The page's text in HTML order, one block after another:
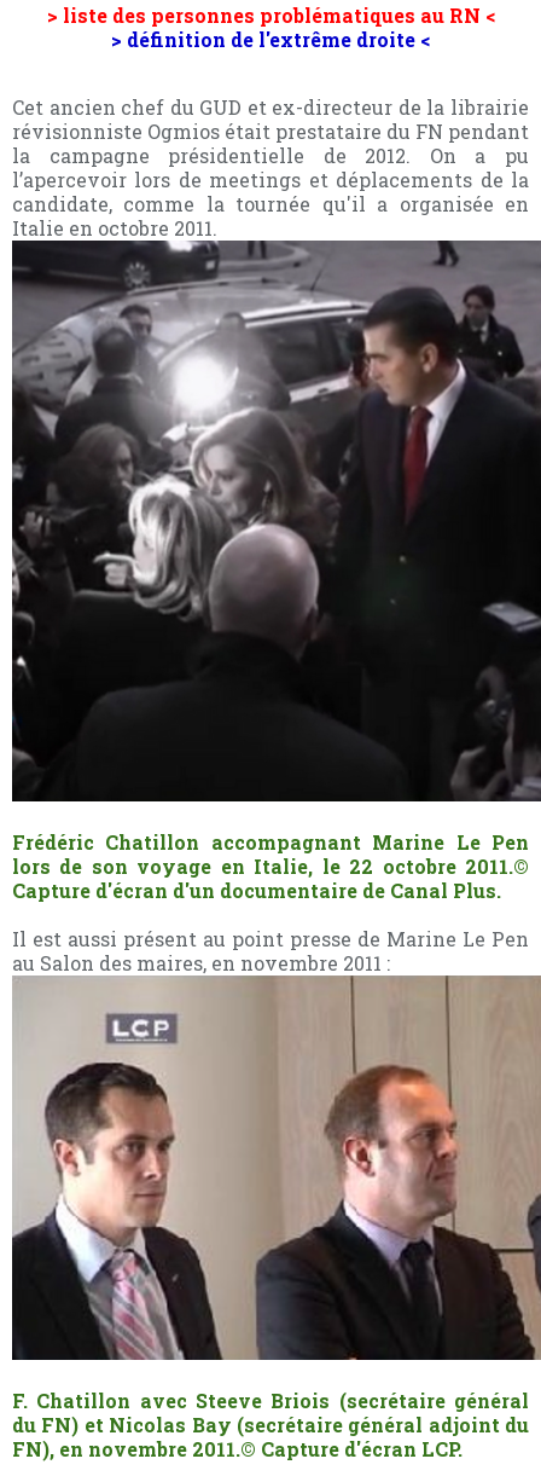
> liste des personnes problématiques au RN <
> définition de l'extrême droite <
Cet ancien chef du GUD et ex-directeur de la librairie
révisionniste Ogmios était prestataire du FN pendant
la campagne présidentielle de 2012. On a pu
l’apercevoir lors de meetings et déplacements de la
candidate, comme la tournée qu'il a organisée en
Italie en octobre 2011.
Frédéric Chatillon accompagnant Marine Le Pen
lors de son voyage en Italie, le 22 octobre 2011.©
Capture d'écran d'un documentaire de Canal Plus.
Il est aussi présent au point presse de Marine Le Pen
au Salon des maires, en novembre 2011 :
F. Chatillon avec Steeve Briois (secrétaire général
du FN) et Nicolas Bay (secrétaire général adjoint du
FN), en novembre 2011.© Capture d'écran LCP.